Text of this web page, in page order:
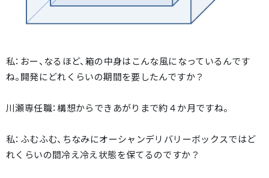
私：おー、なるほど、箱の中身はこんな風になっているんです
ね。開発にどれくらいの期間を要したんですか？
川瀬専任職：構想からできあがりまで約４か月ですね。
私：ふむふむ、ちなみにオーシャンデリバリーボックスではど
れくらいの間冷え冷え状態を保てるのですか？